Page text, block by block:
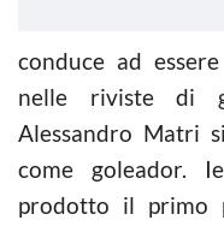
conduce ad essere
nelle riviste di
Alessandro Matri
come goleador.
prodotto il primo